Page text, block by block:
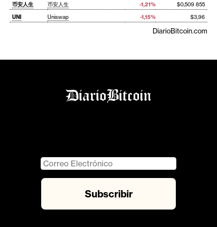
币安人生
币安人生 -1,21%
$0,509 855
UNI
Uniswap -1,15% $3,96
DiarioBitcoin.com